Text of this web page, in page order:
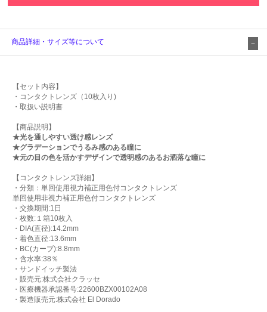
商品詳細・サイズ等について
【セット内容】
・コンタクトレンズ（10枚入り)
・取扱い説明書
【商品説明】
★光を通しやすい透け感レンズ
★グラデーションでうるみ感のある瞳に
★元の目の色を活かすデザインで透明感のあるお洒落な瞳に
【コンタクトレンズ詳細】
・分類：単回使用視力補正用色付コンタクトレンズ
単回使用非視力補正用色付コンタクトレンズ
・交換期間:1日
・枚数:１箱10枚入
・DIA(直径):14.2mm
・着色直径:13.6mm
・BC(カーブ):8.8mm
・含水率:38％
・サンドイッチ製法
・販売元:株式会社クラッセ
・医療機器承認番号:22600BZX00102A08
・製造販売元:株式会社 El Dorado